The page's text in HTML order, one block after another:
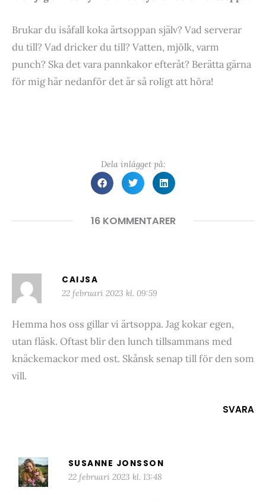
Brukar du isåfall koka ärtsoppan själv? Vad serverar
du till? Vad dricker du till? Vatten, mjölk, varm
punch? Ska det vara pannkakor efteråt? Berätta gärna
för mig här nedanför det är så roligt att höra!
Dela inlägget på:
16 KOMMENTARER
CAIJSA
22 februari 2023 kl. 09:59
Hemma hos oss gillar vi ärtsoppa. Jag kokar egen,
utan fläsk. Oftast blir den lunch tillsammans med
knäckemackor med ost. Skånsk senap till för den som
vill.
SVARA
SUSANNE JONSSON
22 februari 2023 kl. 13:48